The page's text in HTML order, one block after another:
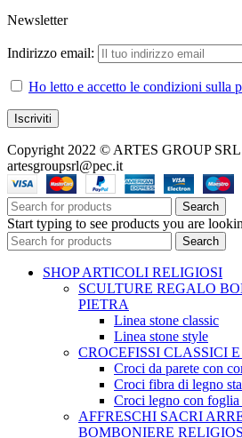
Newsletter
Indirizzo email:
Ho letto e accetto le condizioni sulla
Copyright 2022 © ARTES GROUP
artesgroupsrl@pec.it
Search
Start typing to see products you are
Search
SHOP ARTICOLI RELIGIOSI
SCULTURE REGALO
PIETRA
Linea stone classic
Linea stone style
CROCEFISSI CLASSICI
Croci da parete con
Croci fibra di legno
Croci legno con foglia
AFFRESCHI SACRI
BOMBONIERE